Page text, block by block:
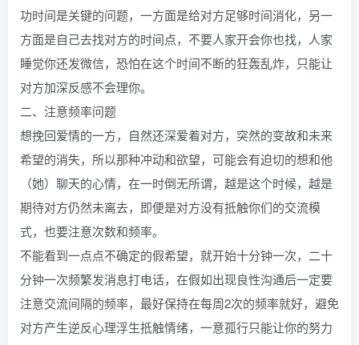
功时间是关键的问题，一方面是给对方足够时间消化，另一
方面是自己去找对方的时间点，不要人家开会你也找，人家
睡觉你还发微信，恐怕在这个时间不断的狂轰乱炸，只能让
对方加深反感不会理你。
二、注意频率问题
想挽回爱情的一方，自然还深爱着对方，突然的变故和未来
希望的消失，所以那种冲动和欲望，可能会有迫切的想和他
（她）聊天的心情，在一时倒无所谓，越是这个时候，越是
期待对方仍然未离去，即便是对方没有抵触你们的交流模
式，也要注意次数和频率。
不能看到一点点不确定的假希望，就开始十分钟一次，二十
分钟一次频繁发消息打电话，在假如出现良性沟通后一定要
注意交流间隔的频率，最好保持在每周2次的频率就好，避免
对方产生逆反心理浮生抵触情绪，一意孤行只能让你的努力